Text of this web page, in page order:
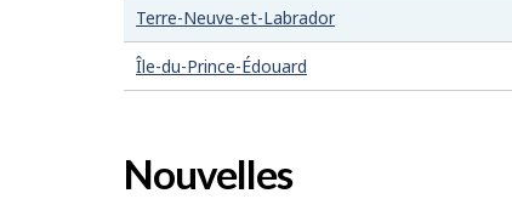
Terre-Neuve-et-Labrador
Île-du-Prince-Édouard
Nouvelles